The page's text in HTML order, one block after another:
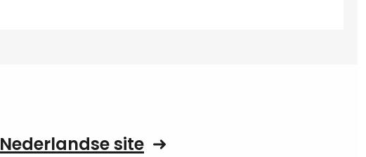
Nederlandse site